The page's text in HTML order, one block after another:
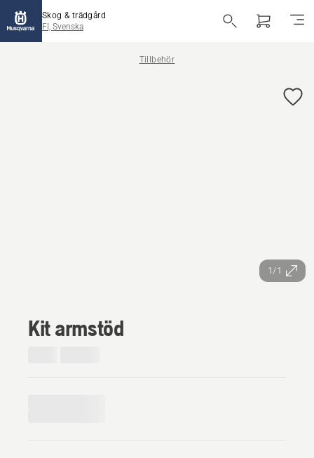
Skog & trädgård
FI, Svenska
Tillbehör
1/1
Kit armstöd